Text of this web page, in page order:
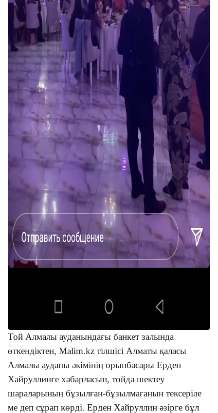
Той Алмалы ауданындағы банкет залында
өткендіктен, Malim.kz тілшісі Алматы қаласы
Алмалы ауданы әкімінің орынбасары Ерден
Хайруллинге хабарласып, тойда шектеу
шараларының бұзылған-бұзылмағанын тексеріле
ме деп сұрап көрді. Ерден Хайруллин әзірге бұл